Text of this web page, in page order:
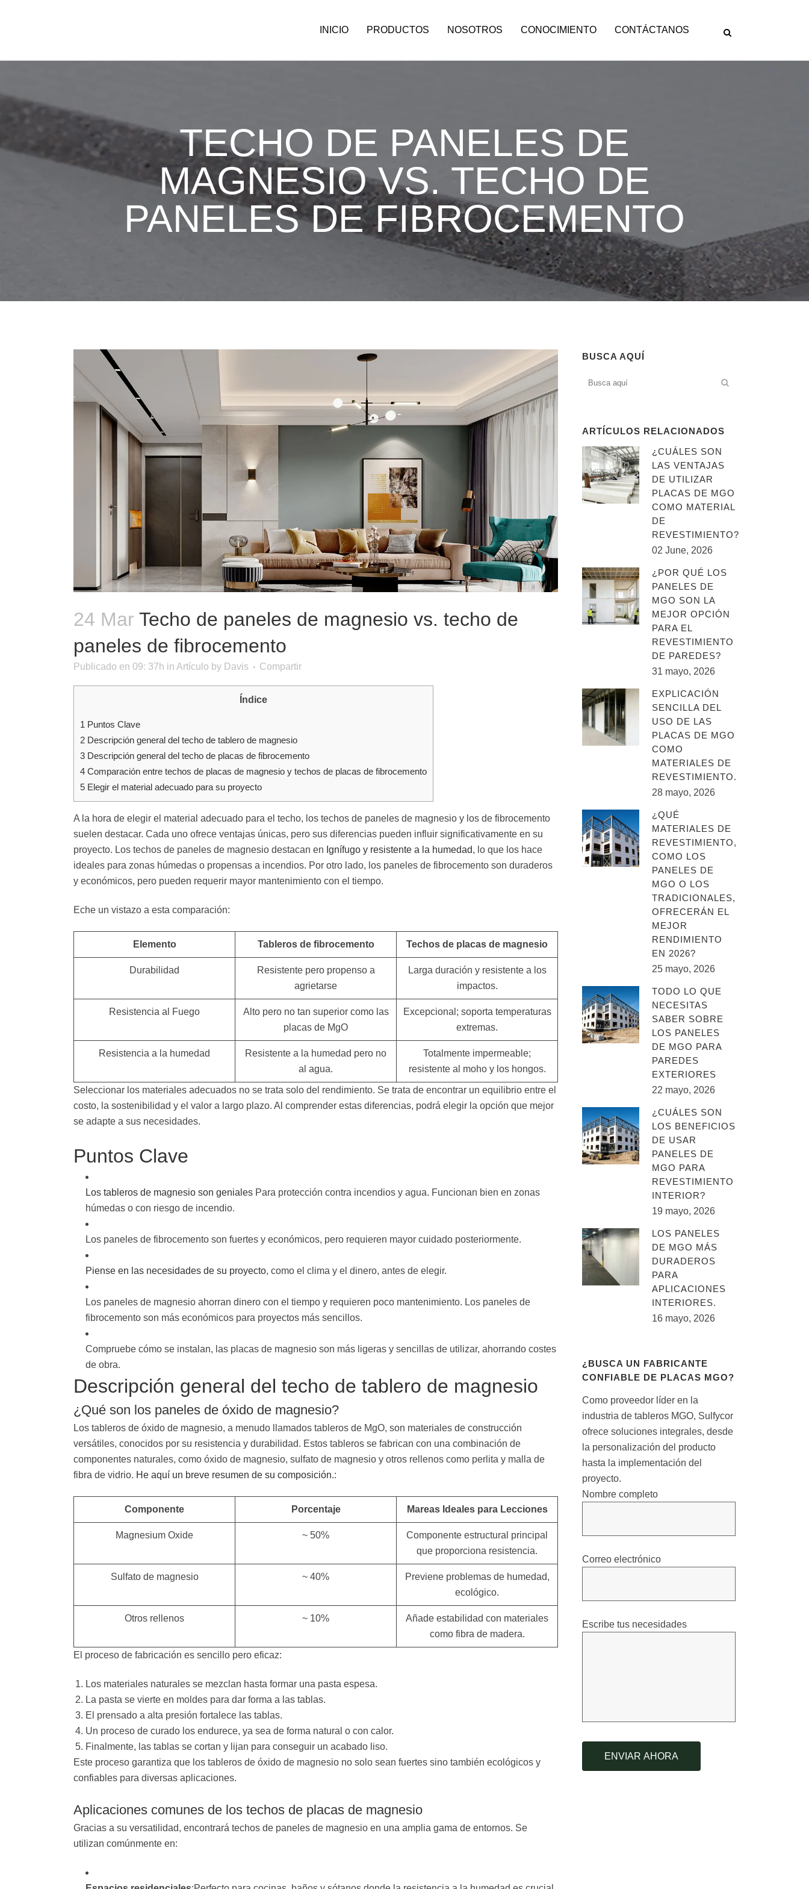
INICIO PRODUCTOS NOSOTROS CONOCIMIENTO CONTÁCTANOS
TECHO DE PANELES DE
MAGNESIO VS. TECHO DE
PANELES DE FIBROCEMENTO
24 Mar Techo de paneles de magnesio vs. techo de
paneles de fibrocemento
Publicado en 09: 37h in Artículo by Davis Compartir
Índice
1 Puntos Clave
2 Descripción general del techo de tablero de magnesio
3 Descripción general del techo de placas de fibrocemento
4 Comparación entre techos de placas de magnesio y techos de placas de fibrocemento
5 Elegir el material adecuado para su proyecto
A la hora de elegir el material adecuado para el techo, los techos de paneles de magnesio y los de fibrocemento
suelen destacar. Cada uno ofrece ventajas únicas, pero sus diferencias pueden influir significativamente en su
proyecto. Los techos de paneles de magnesio destacan en Ignífugo y resistente a la humedad, lo que los hace
ideales para zonas húmedas o propensas a incendios. Por otro lado, los paneles de fibrocemento son duraderos
y económicos, pero pueden requerir mayor mantenimiento con el tiempo.
Eche un vistazo a esta comparación:
Elemento Tableros de fibrocemento Techos de placas de magnesio
Durabilidad
Resistente pero propenso a
agrietarse
Larga duración y resistente a los
impactos.
Resistencia al Fuego
Alto pero no tan superior como las
placas de MgO
Excepcional; soporta temperaturas
extremas.
Resistencia a la humedad
Resistente a la humedad pero no
al agua.
Totalmente impermeable;
resistente al moho y los hongos.
Seleccionar los materiales adecuados no se trata solo del rendimiento. Se trata de encontrar un equilibrio entre el
costo, la sostenibilidad y el valor a largo plazo. Al comprender estas diferencias, podrá elegir la opción que mejor
se adapte a sus necesidades.
Puntos Clave
Los tableros de magnesio son geniales Para protección contra incendios y agua. Funcionan bien en zonas
húmedas o con riesgo de incendio.
Los paneles de fibrocemento son fuertes y económicos, pero requieren mayor cuidado posteriormente.
Piense en las necesidades de su proyecto, como el clima y el dinero, antes de elegir.
Los paneles de magnesio ahorran dinero con el tiempo y requieren poco mantenimiento. Los paneles de
fibrocemento son más económicos para proyectos más sencillos.
Compruebe cómo se instalan, las placas de magnesio son más ligeras y sencillas de utilizar, ahorrando costes
de obra.
Descripción general del techo de tablero de magnesio
¿Qué son los paneles de óxido de magnesio?
Los tableros de óxido de magnesio, a menudo llamados tableros de MgO, son materiales de construcción
versátiles, conocidos por su resistencia y durabilidad. Estos tableros se fabrican con una combinación de
componentes naturales, como óxido de magnesio, sulfato de magnesio y otros rellenos como perlita y malla de
fibra de vidrio. He aquí un breve resumen de su composición.:
Componente Porcentaje Mareas Ideales para Lecciones
Magnesium Oxide ~ 50%
Componente estructural principal
que proporciona resistencia.
Sulfato de magnesio ~ 40%
Previene problemas de humedad,
ecológico.
Otros rellenos ~ 10%
Añade estabilidad con materiales
como fibra de madera.
El proceso de fabricación es sencillo pero eficaz:
Los materiales naturales se mezclan hasta formar una pasta espesa.
La pasta se vierte en moldes para dar forma a las tablas.
El prensado a alta presión fortalece las tablas.
Un proceso de curado los endurece, ya sea de forma natural o con calor.
Finalmente, las tablas se cortan y lijan para conseguir un acabado liso.
Este proceso garantiza que los tableros de óxido de magnesio no solo sean fuertes sino también ecológicos y
confiables para diversas aplicaciones.
Aplicaciones comunes de los techos de placas de magnesio
Gracias a su versatilidad, encontrará techos de paneles de magnesio en una amplia gama de entornos. Se
utilizan comúnmente en:
BUSCA AQUÍ
ARTÍCULOS RELACIONADOS
¿CUÁLES SON
LAS VENTAJAS
DE UTILIZAR
PLACAS DE MGO
COMO MATERIAL
DE
REVESTIMIENTO?
02 June, 2026
¿POR QUÉ LOS
PANELES DE
MGO SON LA
MEJOR OPCIÓN
PARA EL
REVESTIMIENTO
DE PAREDES?
31 mayo, 2026
EXPLICACIÓN
SENCILLA DEL
USO DE LAS
PLACAS DE MGO
COMO
MATERIALES DE
REVESTIMIENTO.
28 mayo, 2026
¿QUÉ
MATERIALES DE
REVESTIMIENTO,
COMO LOS
PANELES DE
MGO O LOS
TRADICIONALES,
OFRECERÁN EL
MEJOR
RENDIMIENTO
EN 2026?
25 mayo, 2026
TODO LO QUE
NECESITAS
SABER SOBRE
LOS PANELES
DE MGO PARA
PAREDES
EXTERIORES
22 mayo, 2026
¿CUÁLES SON
LOS BENEFICIOS
DE USAR
PANELES DE
MGO PARA
REVESTIMIENTO
INTERIOR?
19 mayo, 2026
LOS PANELES
DE MGO MÁS
DURADEROS
PARA
APLICACIONES
INTERIORES.
16 mayo, 2026
¿BUSCA UN FABRICANTE
CONFIABLE DE PLACAS MGO?
Como proveedor líder en la
industria de tableros MGO, Sulfycor
ofrece soluciones integrales, desde
la personalización del producto
hasta la implementación del
proyecto.
Nombre completo
Correo electrónico
Escribe tus necesidades